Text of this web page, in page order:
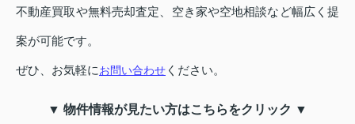
不動産買取や無料売却査定、空き家や空地相談など幅広く提
案が可能です。
ぜひ、お気軽にお問い合わせ ください。
▼ 物件情報が見たい方はこちらをクリック ▼